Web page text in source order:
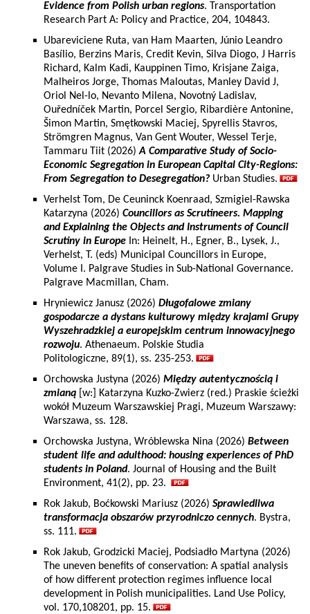
Evidence from Polish urban regions. Transportation
Research Part A: Policy and Practice, 204, 104843.
Ubareviciene Ruta, van Ham Maarten, Júnio Leandro
Basílio, Berzins Maris, Credit Kevin, Silva Diogo, J Harris
Richard, Kalm Kadi, Kauppinen Timo, Krisjane Zaiga,
Malheiros Jorge, Thomas Maloutas, Manley David J,
Oriol Nel-lo, Nevanto Milena, Novotný Ladislav,
Ouředníček Martin, Porcel Sergio, Ribardière Antonine,
Šimon Martin, Smętkowski Maciej, Spyrellis Stavros,
Strömgren Magnus, Van Gent Wouter, Wessel Terje,
Tammaru Tiit (2026)A Comparative Study of Socio-
Economic Segregation in European Capital City-Regions:
From Segregation to Desegregation? Urban Studies.
Verhelst Tom, De Ceuninck Koenraad, Szmigiel-Rawska
Katarzyna (2026) Councillors as Scrutineers. Mapping
and Explaining the Objects and Instruments of Council
Scrutiny in Europe In: Heinelt, H., Egner, B., Lysek, J.,
Verhelst, T. (eds) Municipal Councillors in Europe,
Volume I. Palgrave Studies in Sub-National Governance.
Palgrave Macmillan, Cham.
Hryniewicz Janusz (2026) Długofalowe zmiany
gospodarcze a dystans kulturowy między krajami Grupy
Wyszehradzkiej a europejskim centrum innowacyjnego
rozwoju. Athenaeum. Polskie Studia
Politologiczne, 89(1), ss. 235-253.
Orchowska Justyna (2026) Między autentycznością i
zmianą [w:] Katarzyna Kuzko-Zwierz (red.) Praskie ścieżki
wokół Muzeum Warszawskiej Pragi, Muzeum Warszawy:
Warszawa, ss. 128.
Orchowska Justyna, Wróblewska Nina (2026) Between
student life and adulthood: housing experiences of PhD
students in Poland. Journal of Housing and the Built
Environment, 41(2), pp. 23.
Rok Jakub, Boćkowski Mariusz (2026) Sprawiedliwa
transformacja obszarów przyrodniczo cennych. Bystra,
ss. 111.
Rok Jakub, Grodzicki Maciej, Podsiadło Martyna (2026)
The uneven benefits of conservation: A spatial analysis
of how different protection regimes influence local
development in Polish municipalities. Land Use Policy,
vol. 170,108201, pp. 15.